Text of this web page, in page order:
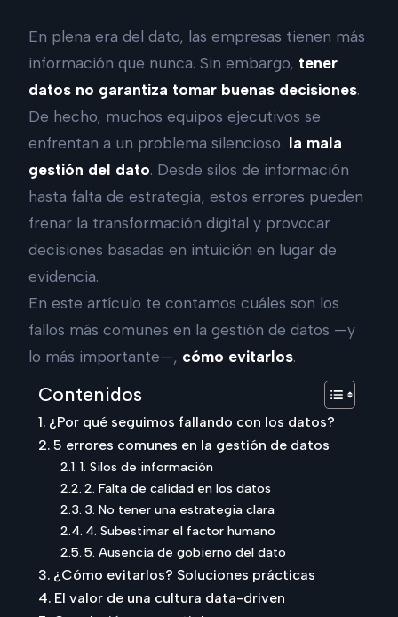
En plena era del dato, las empresas tienen más
información que nunca. Sin embargo, tener
datos no garantiza tomar buenas decisiones.
De hecho, muchos equipos ejecutivos se
enfrentan a un problema silencioso: la mala
gestión del dato. Desde silos de información
hasta falta de estrategia, estos errores pueden
frenar la transformación digital y provocar
decisiones basadas en intuición en lugar de
evidencia.
En este artículo te contamos cuáles son los
fallos más comunes en la gestión de datos —y
lo más importante—, cómo evitarlos.
Contenidos
¿Por qué seguimos fallando con los datos?
5 errores comunes en la gestión de datos
1. Silos de información
2. Falta de calidad en los datos
3. No tener una estrategia clara
4. Subestimar el factor humano
5. Ausencia de gobierno del dato
¿Cómo evitarlos? Soluciones prácticas
El valor de una cultura data-driven